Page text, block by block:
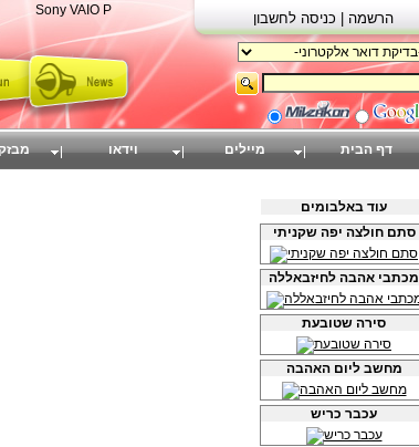
Sony VAIO P
עוד באלבומים
סתם חולצה יפה שקניתי
מכתבי אהבה לחיזבאללה
סירה שטובעת
מחשב ליום האהבה
עכבר כריש
דף הבית מיילים וידאו
הרשמה | כניסה לחשבון